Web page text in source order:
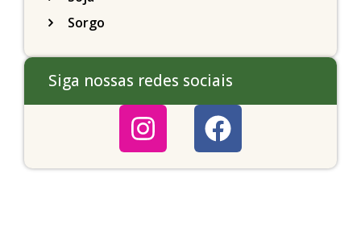
Sorgo
Siga nossas redes sociais